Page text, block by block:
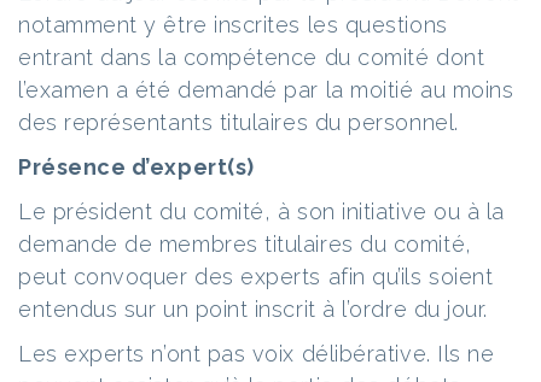
notamment y être inscrites les questions
entrant dans la compétence du comité dont
l’examen a été demandé par la moitié au moins
des représentants titulaires du personnel.
Présence d’expert(s)
Le président du comité, à son initiative ou à la
demande de membres titulaires du comité,
peut convoquer des experts afin qu’ils soient
entendus sur un point inscrit à l’ordre du jour.
Les experts n’ont pas voix délibérative. Ils ne